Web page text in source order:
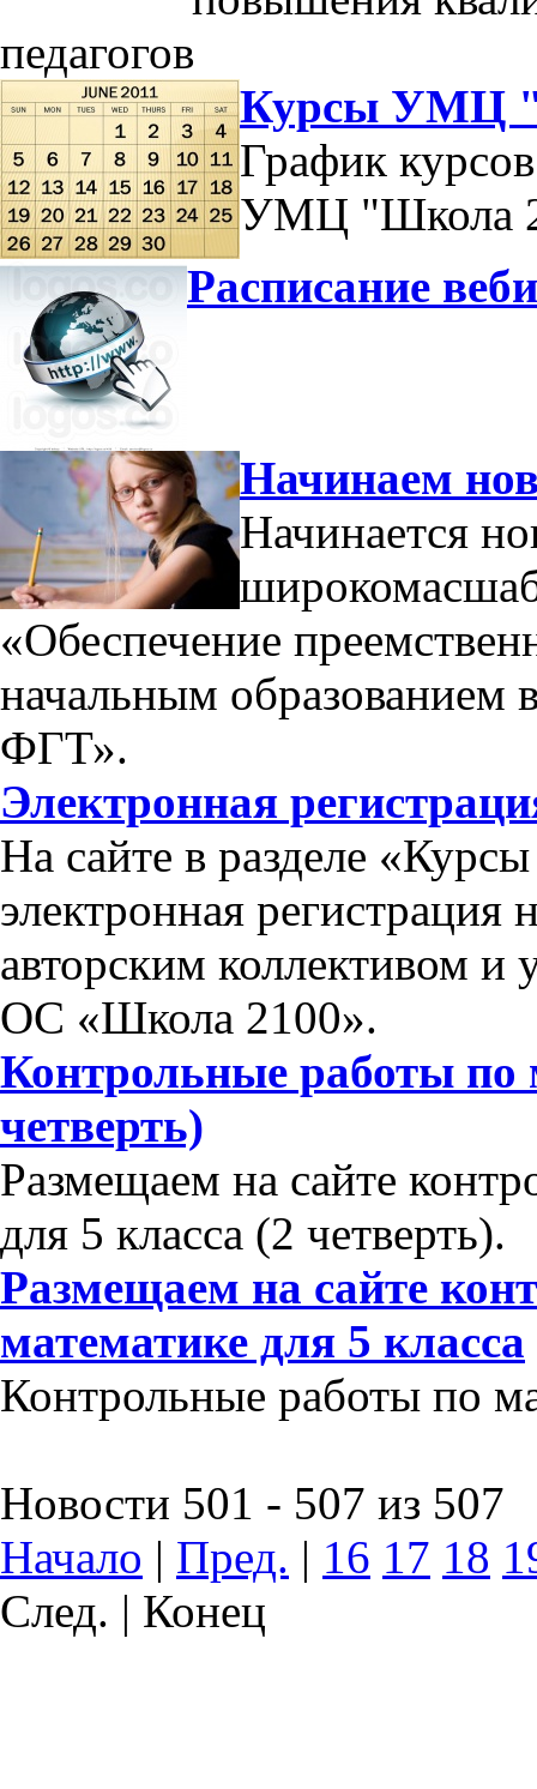
педагогов
Курсы УМЦ
График
УМЦ "Школа
Расписание
Начинаем
Начинается
«Обеспечение
начальным
ФГТ».
Электронная
На сайте в разделе
электронная
авторским коллективом
ОС «Школа 2100».
Контрольные работы по
четверть)
Размещаем на сайте
для 5 класса (2 четверть).
Размещаем на сайте
математике для 5 класса
Контрольные работы по
Новости 501 - 507 из 507
Начало | Пред. | 16 17 18
След. | Конец